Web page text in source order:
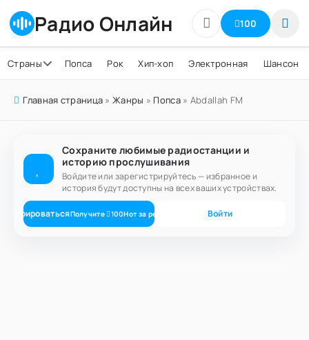
Радио Онлайн 100
Страны Попса Рок Хип-хоп Электронная Шансон
Главная страница »Жанры » Попса» Abdallah FM
Сохраните любимые радиостанции и
историю прослушивания
Войдите или зарегистрируйтесь — избранное и
история будут доступны на всех ваших устройствах.
Получите 100Нот за регистрацию Войти